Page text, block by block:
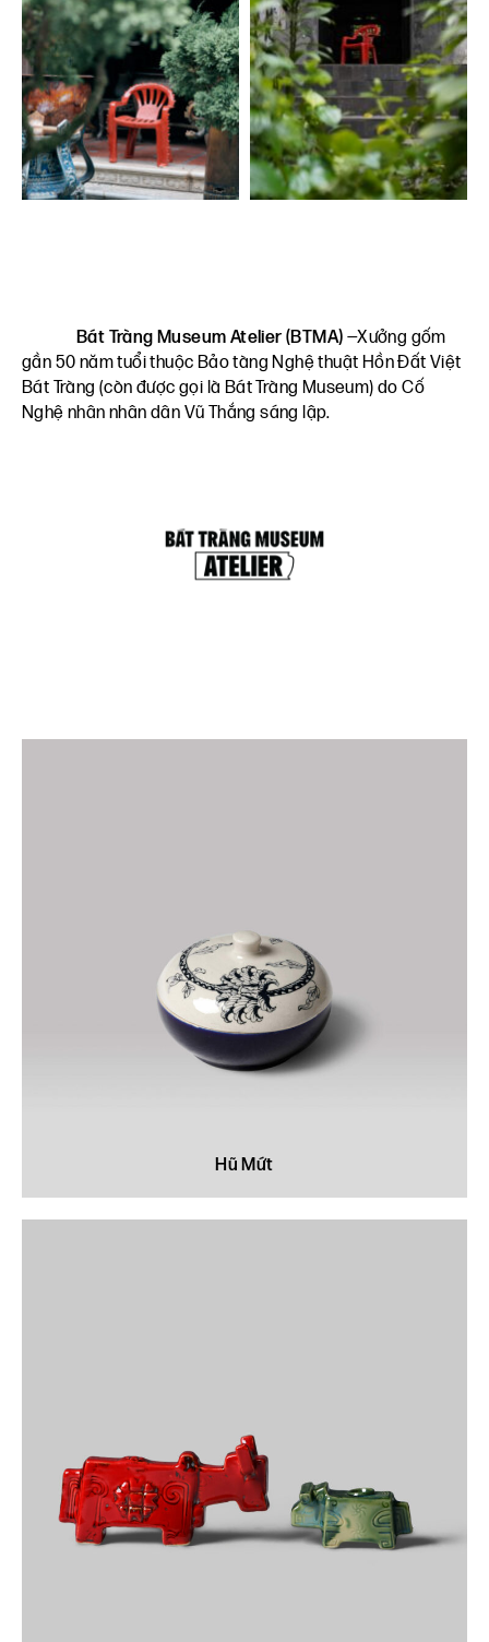
Bát Tràng Museum Atelier (BTMA) —Xưởng gốm
gần 50 năm tuổi thuộc Bảo tàng Nghệ thuật Hồn Đất Việt
Bát Tràng (còn được gọi là Bát Tràng Museum) do Cố
Nghệ nhân nhân dân Vũ Thắng sáng lập.
Hũ Mứt